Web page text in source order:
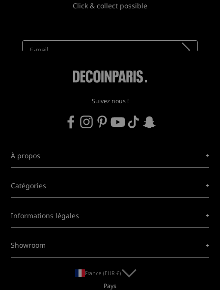
Click & collect possible
Newsletter
Suivez nous !
À propos +
Catégories +
Informations légales +
Showroom +
France (EUR €)
Pays